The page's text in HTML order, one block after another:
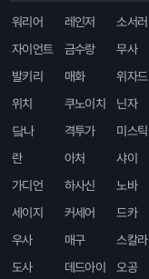
워리어 레인저
소서러
자이언트
금수랑
무사
발키리
매화
위자드
위치
쿠노이치
닌자
닼나
격투가
미스틱
란
아처
샤이
가디언
하사신
노바
세이지
커세어
드카
우사
매구
스칼라
도사
데드아이
오공